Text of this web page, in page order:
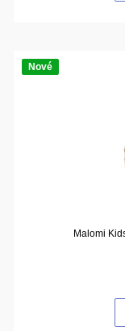
Nové
Malomi